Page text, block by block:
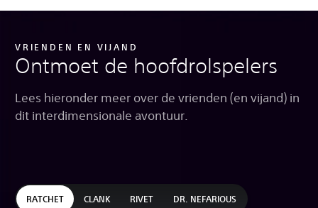
VRIENDEN EN VIJAND
Ontmoet de hoofdrolspelers
Lees hieronder meer over de vrienden (en vijand) in
dit interdimensionale avontuur.
RATCHET CLANK RIVET DR. NEFARIOUS